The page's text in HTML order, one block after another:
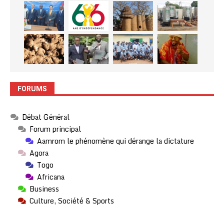
FORUMS
Débat Général
Forum principal
Aamrom le phénomène qui dérange la dictature
Agora
Togo
Africana
Business
Culture, Société & Sports